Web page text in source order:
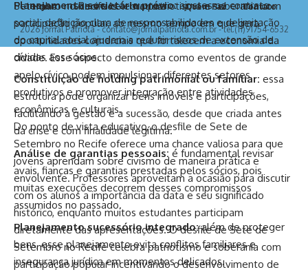
Planejamento societário prévio:ajustes no contrato
social, definição clara de responsabilidades e delimitação
do capital social ajudam a reduzir riscos de extensão de
dívidas aos sócios.
Constituição de holding patrimonial ou familiar: essa
estrutura pode organizar bens imóveis e participações,
facilitando a gestão e a sucessão, desde que criada antes
da crise e com finalidade legítima.
Análise de garantias pessoais: é fundamental revisar
avais, fianças e garantias prestadas pelos sócios, pois
muitas execuções decorrem desses compromissos
assumidos no passado.
Planejamento sucessório integrado:além de proteger
bens, esse planejamento evita conflitos familiares e
insegurança jurídica em momentos delicados.
Setembro no Recife celebra patriotismo e soberania com
participação popular, ao mesmo tempo em que gera
oportunidades comerciais que fortalecem a economia da
cidade. Esse aspecto demonstra como eventos de grande
apelo cívico podem impulsionar diferentes setores
produtivos e promover integração entre atividades
econômicas e culturais.
Do ponto de vista educativo, o desfile de Sete de
Setembro no Recife oferece uma chance valiosa para que
jovens aprendam sobre civismo de maneira prática e
envolvente. Professores aproveitam a ocasião para discutir
com os alunos a importância da data e seu significado
histórico, enquanto muitos estudantes participam
diretamente das apresentações. O desfile de Sete de
Setembro no Recife celebra patriotismo e soberania com
participação popular incentivando o desenvolvimento de
2026 Jornal Patriota -contato@jornalpatriota.com.br- tel.(11)91754-6532
Home Sobre Nós Notícias Quem Faz Contato